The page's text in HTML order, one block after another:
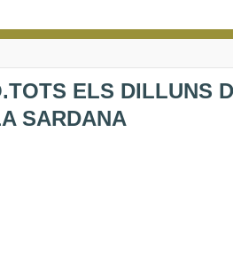
ELS DILLUNS
SARDANA